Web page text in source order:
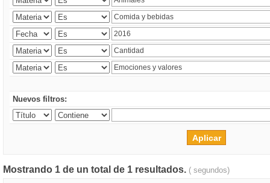
Nuevos filtros:
Mostrando 1 de un total de 1 resultados. ( segundos)